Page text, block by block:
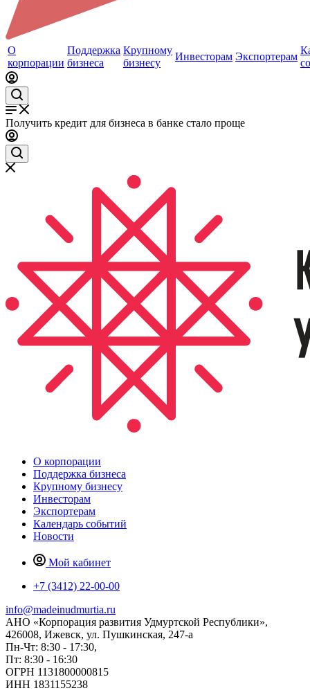
О
корпорации
Поддержка
бизнеса
Крупному
бизнесу
Инвесторам Экспортерам
Получить кредит для бизнеса в банке стало проще
О корпорации
Поддержка бизнеса
Крупному бизнесу
Инвесторам
Экспортерам
Календарь событий
Новости
Мой кабинет
+7 (3412) 22-00-00
info@madeinudmurtia.ru
АНО «Корпорация развития Удмуртской Республики»,
426008, Ижевск, ул. Пушкинская, 247-а
Пн-Чт: 8:30 - 17:30,
Пт: 8:30 - 16:30
ОГРН 1131800000815
ИНН 1831155238